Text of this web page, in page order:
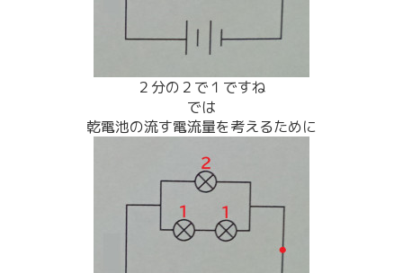
２分の２で１ですね
では
乾電池の流す電流量を考えるために